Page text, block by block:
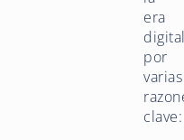
era
por
varias
clave: